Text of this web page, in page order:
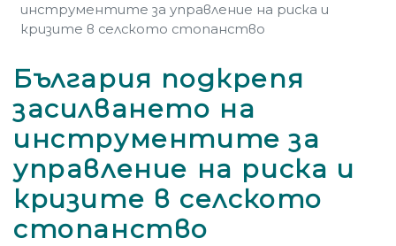
инструментите за управление на риска и
кризите в селското стопанство
България подкрепя
засилването на
инструментите за
управление на риска и
кризите в селското
стопанство